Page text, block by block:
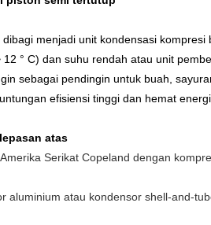
menjadi unit kondensasi
° C) dan suhu rendah atau unit
sebagai pendingin untuk buah,
efisiensi tinggi dan hemat energi
atas
Serikat Copeland dengan
aluminium atau kondensor shell-and-